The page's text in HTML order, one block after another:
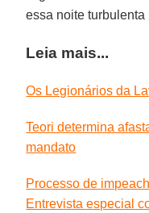
essa noite turbulenta
Leia mais...
Os Legionários da
Teori determina
mandato
Processo de
Entrevista especial